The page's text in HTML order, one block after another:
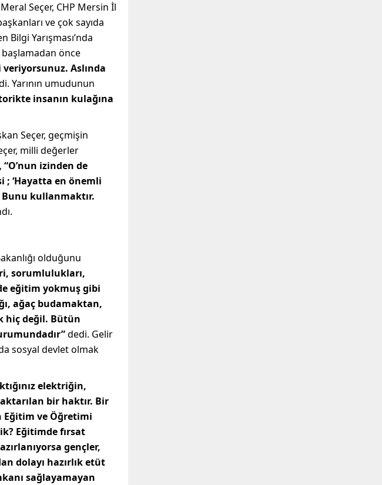
Seçer, CHP Mersin İl
ve çok sayıda
Yarışması’nda
başlamadan önce
Aslında
Yarının umudunun
insanın kulağına
Seçer, geçmişin
milli değerler
“O’nun izinden de
; ‘Hayatta en önemli
Bunu kullanmaktır.
olduğunu
sorumlulukları,
eğitim yokmuş gibi
ağaç budamaktan,
hiç değil. Bütün
dedi. Gelir
sosyal devlet olmak
elektriğin,
bir haktır. Bir
Eğitim ve Öğretimi
Eğitimde fırsat
gençler,
dolayı hazırlık etüt
sağlayamayan